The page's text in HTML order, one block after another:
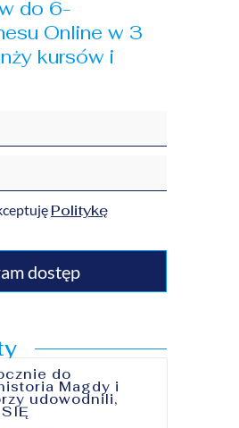
do 6-
Online w 3
kursów i
Politykę
dostęp
do
Magdy i
udowodnili,